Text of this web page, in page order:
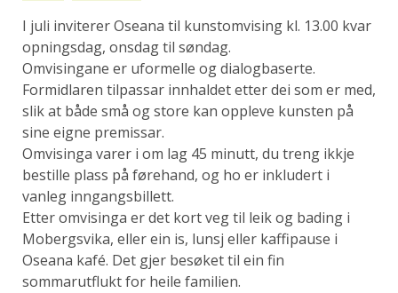
I juli inviterer Oseana til kunstomvising kl. 13.00 kvar
opningsdag, onsdag til søndag.
Omvisingane er uformelle og dialogbaserte.
Formidlaren tilpassar innhaldet etter dei som er med,
slik at både små og store kan oppleve kunsten på
sine eigne premissar.
Omvisinga varer i om lag 45 minutt, du treng ikkje
bestille plass på førehand, og ho er inkludert i
vanleg inngangsbillett.
Etter omvisinga er det kort veg til leik og bading i
Mobergsvika, eller ein is, lunsj eller kaffipause i
Oseana kafé. Det gjer besøket til ein fin
sommarutflukt for heile familien.